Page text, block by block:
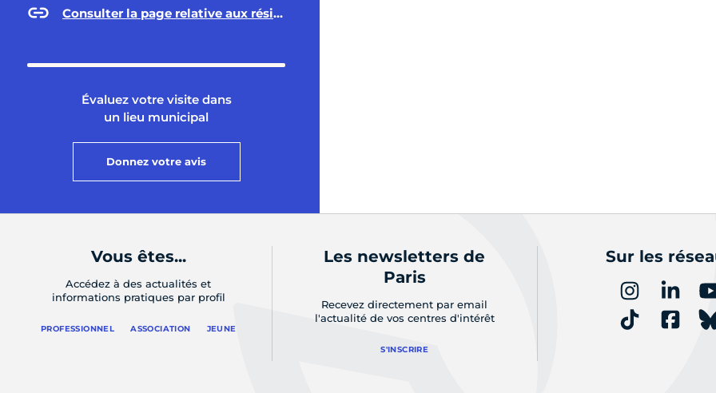
Consulter la page relative aux résidences appartements
Évaluez votre visite dans
un lieu municipal
Donnez votre avis
Vous êtes...
Accédez à des actualités et
informations pratiques par profil
PROFESSIONNEL ASSOCIATION JEUNE
Les newsletters de
Paris
Recevez directement par email
l'actualité de vos centres d'intérêt
S'INSCRIRE
Sur les